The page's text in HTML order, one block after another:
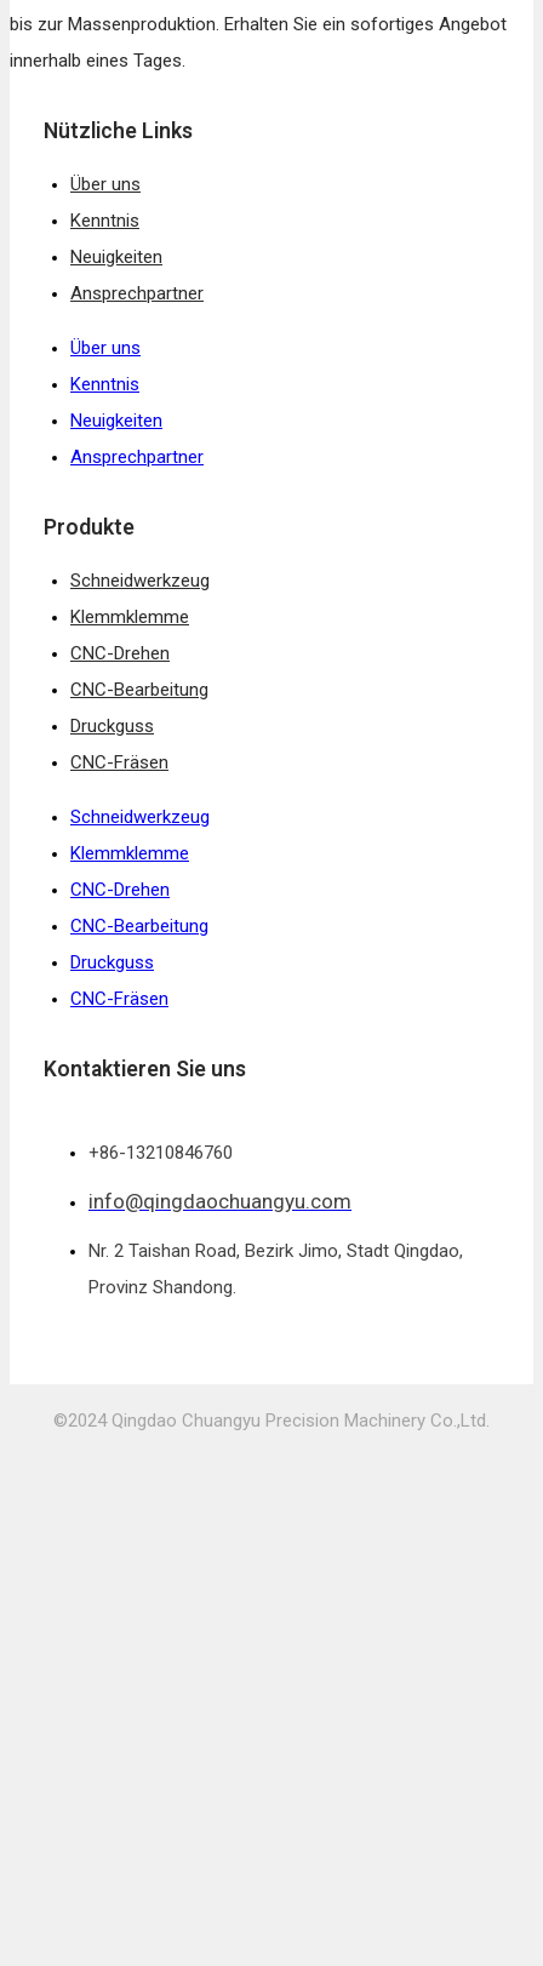
bis zur Massenproduktion. Erhalten Sie ein sofortiges Angebot
innerhalb eines Tages.
Nützliche Links
Über uns
Kenntnis
Neuigkeiten
Ansprechpartner
Über uns
Kenntnis
Neuigkeiten
Ansprechpartner
Produkte
Schneidwerkzeug
Klemmklemme
CNC-Drehen
CNC-Bearbeitung
Druckguss
CNC-Fräsen
Schneidwerkzeug
Klemmklemme
CNC-Drehen
CNC-Bearbeitung
Druckguss
CNC-Fräsen
Kontaktieren Sie uns
+86-13210846760
info@qingdaochuangyu.com
Nr. 2 Taishan Road, Bezirk Jimo, Stadt Qingdao,
Provinz Shandong.
©2024 Qingdao Chuangyu Precision Machinery Co.,Ltd.